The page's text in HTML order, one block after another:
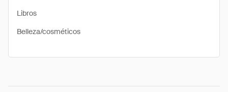
Libros
Belleza/cosméticos